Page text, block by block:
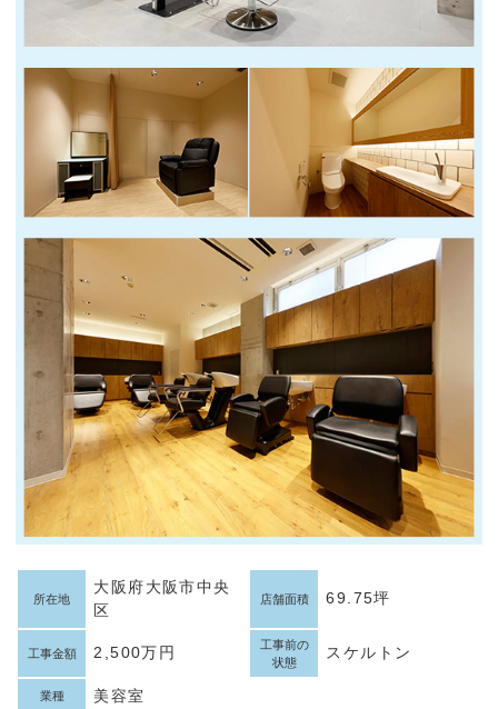
所在地
大阪府大阪市中央
区
店舗面積 69.75坪
工事金額 2,500万円
工事前の
状態
スケルトン
業種 美容室